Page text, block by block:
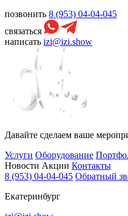
позвонить 8 (953) 04-04-045
связаться
написать izi@izi.show
Давайте сделаем ваше
Услуги Оборудование
Новости Акции Контакты
8 (953) 04-04-045 Обратный
Екатеринбург